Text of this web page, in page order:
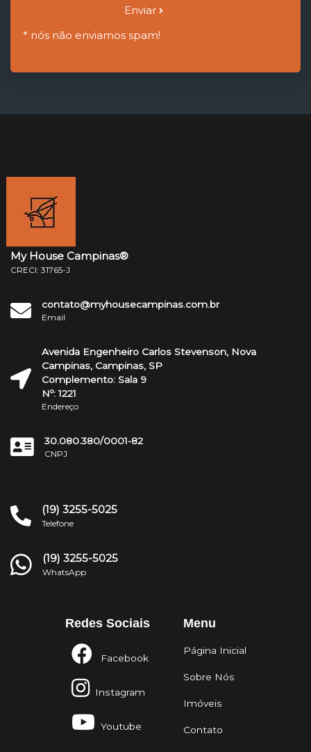
Enviar
* nós não enviamos spam!
My House Campinas®
CRECI: 31765-J
contato@myhousecampinas.com.br
Email
Avenida Engenheiro Carlos Stevenson, Nova
Campinas, Campinas, SP
Complemento: Sala 9
Nº: 1221
Endereço
30.080.380/0001-82
CNPJ
(19) 3255-5025
Telefone
(19) 3255-5025
WhatsApp
Redes Sociais
Facebook
Instagram
Youtube
Menu
Página Inicial
Sobre Nós
Imóveis
Contato